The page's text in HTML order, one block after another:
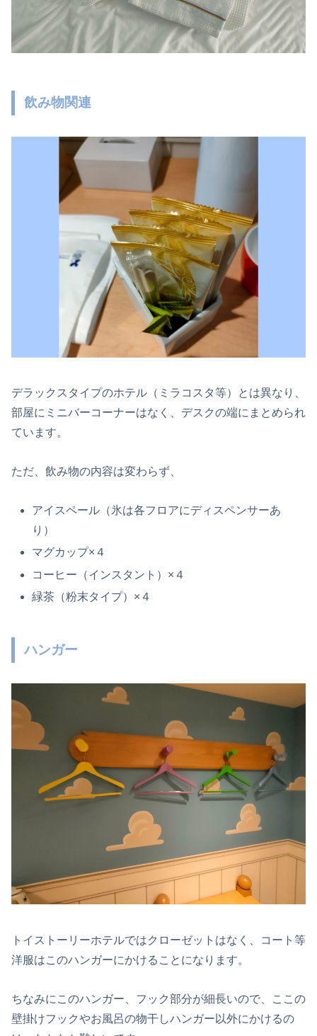
飲み物関連
デラックスタイプのホテル（ミラコスタ等）とは異なり、
部屋にミニバーコーナーはなく、デスクの端にまとめられ
ています。
ただ、飲み物の内容は変わらず、
アイスペール（氷は各フロアにディスペンサーあ
り）
マグカップ×４
コーヒー（インスタント）×４
緑茶（粉末タイプ）×４
ハンガー
トイストーリーホテルではクローゼットはなく、コート等
洋服はこのハンガーにかけることになります。
ちなみにこのハンガー、フック部分が細長いので、ここの
壁掛けフックやお風呂の物干しハンガー以外にかけるの